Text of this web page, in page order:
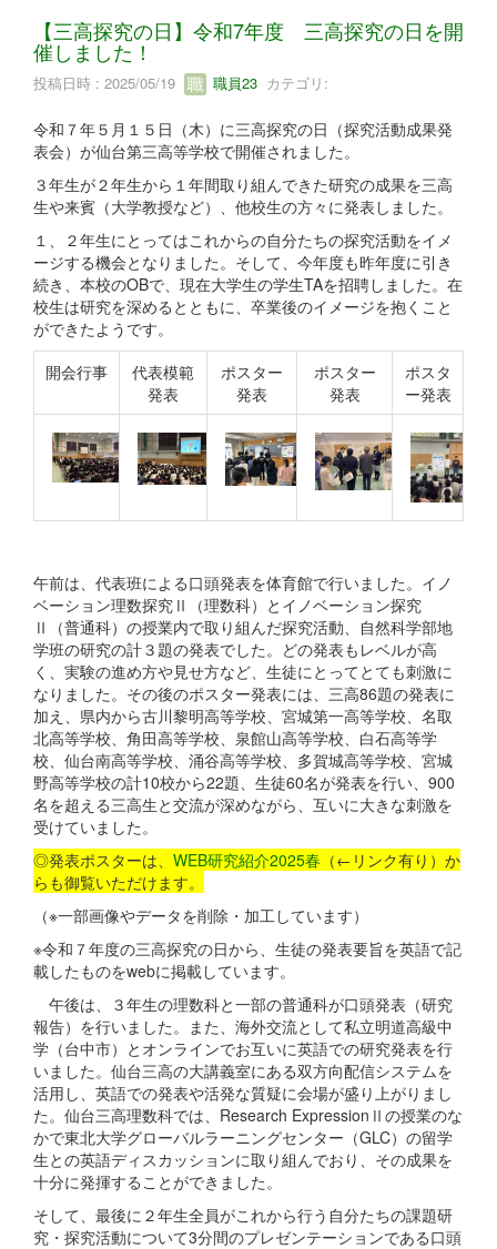
【三高探究の日】令和7年度 三高探究の日を開
催しました！
投稿日時 : 2025/05/19 職員23 カテゴリ:
令和７年５月１５日（木）に三高探究の日（探究活動成果発
表会）が仙台第三高等学校で開催されました。
３年生が２年生から１年間取り組んできた研究の成果を三高
生や来賓（大学教授など）、他校生の方々に発表しました。
１、２年生にとってはこれからの自分たちの探究活動をイメ
ージする機会となりました。そして、今年度も昨年度に引き
続き、本校のOBで、現在大学生の学生TAを招聘しました。在
校生は研究を深めるとともに、卒業後のイメージを抱くこと
ができたようです。
開会行事
代表模範
発表
ポスター
発表
ポスター
発表
ポスタ
ー発表
午前は、代表班による口頭発表を体育館で行いました。イノ
ベーション理数探究Ⅱ（理数科）とイノベーション探究
Ⅱ（普通科）の授業内で取り組んだ探究活動、自然科学部地
学班の研究の計３題の発表でした。どの発表もレベルが高
く、実験の進め方や見せ方など、生徒にとってとても刺激に
なりました。その後のポスター発表には、三高86題の発表に
加え、県内から古川黎明高等学校、宮城第一高等学校、名取
北高等学校、角田高等学校、泉館山高等学校、白石高等学
校、仙台南高等学校、涌谷高等学校、多賀城高等学校、宮城
野高等学校の計10校から22題、生徒60名が発表を行い、900
名を超える三高生と交流が深めながら、互いに大きな刺激を
受けていました。
◎発表ポスターは、 WEB研究紹介2025春 （←リンク有り）か
らも御覧いただけます。
（※一部画像やデータを削除・加工しています）
※令和７年度の三高探究の日から、生徒の発表要旨を英語で記
載したものをwebに掲載しています。
午後は、３年生の理数科と一部の普通科が口頭発表（研究
報告）を行いました。また、海外交流として私立明道高級中
学（台中市）とオンラインでお互いに英語での研究発表を行
いました。仙台三高の大講義室にある双方向配信システムを
活用し、英語での発表や活発な質疑に会場が盛り上がりまし
た。仙台三高理数科では、Research ExpressionⅡの授業のな
かで東北大学グローバルラーニングセンター（GLC）の留学
生との英語ディスカッションに取り組んでおり、その成果を
十分に発揮することができました。
そして、最後に２年生全員がこれから行う自分たちの課題研
究・探究活動について3分間のプレゼンテーションである口頭